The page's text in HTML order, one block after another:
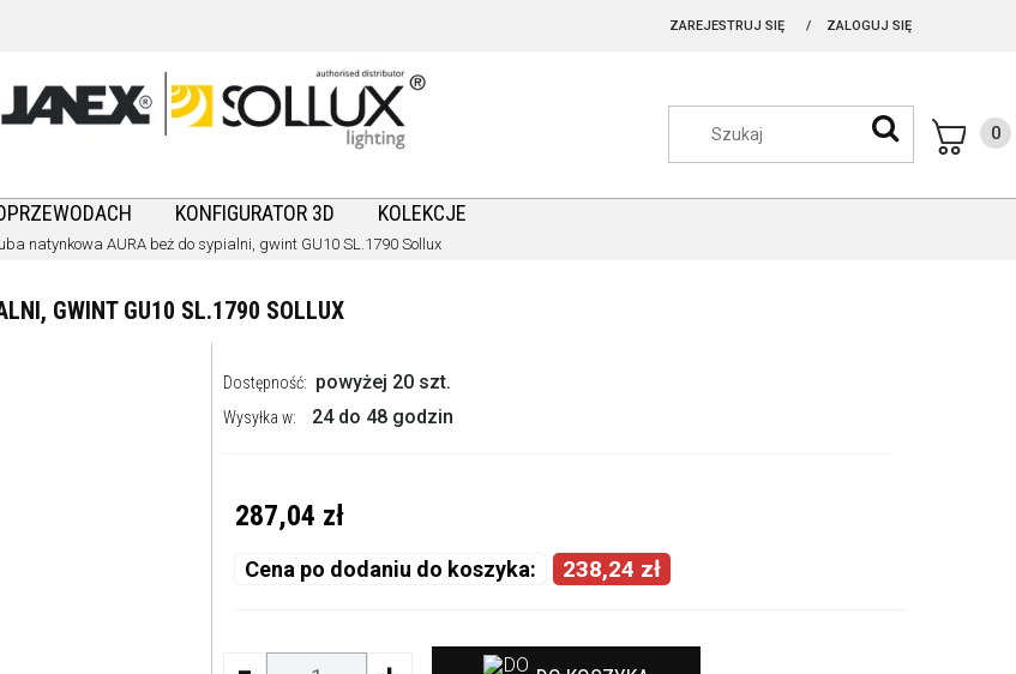
ZAREJESTRUJ SIĘ ZALOGUJ SIĘ
KONFIGURATOR 3D KOLEKCJE
natynkowa AURA beż do sypialni, gwint GU10 SL.1790 Sollux
GWINT GU10 SL.1790 SOLLUX
Dostępność: powyżej 20 szt.
Wysyłka w: 24 do 48 godzin
287,04 zł
Cena po dodaniu do koszyka: 238,24 zł